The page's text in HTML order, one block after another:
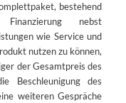
bestehend
nebst
wie Service und
nutzen zu können,
der Gesamtpreis des
Beschleunigung des
weiteren Gespräche